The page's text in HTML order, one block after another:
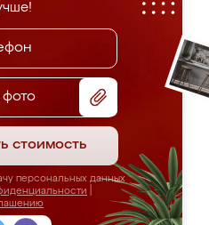
фото
стоимость
персональных данных